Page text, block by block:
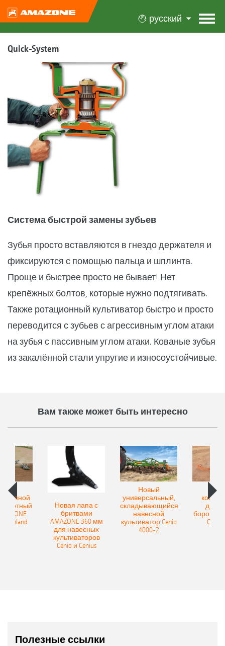
русский
Quick-System
Система быстрой замены зубьев
Зубья просто вставляются в гнездо держателя и
фиксируются с помощью пальца и шплинта.
Проще и быстрее просто не бывает! Нет
крепёжных болтов, которые нужно подтягивать.
Также ротационный культиватор быстро и просто
переводится с зубьев с агрессивным углом атаки
на зубья с пассивным углом атаки. Кованые зубья
из закалённой стали упругие и износоустойчивые.
Вам также может быть интересно
Onland
Новая лапа с
бритвами
AMAZONE 360 мм
для навесных
культиваторов
Cenio и Cenius
Новый
универсальный,
складывающийся
навесной
культиватор Cenio
4000-2
бороны
Полезные ссылки